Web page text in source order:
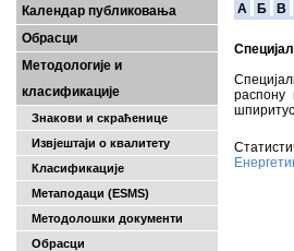
Календар публиковања
Обрасци
Методологије и
класификације
Знакови и скраћенице
Извјештаји о квалитету
Класификације
Метаподаци (ESMS)
Методолошки документи
Обрасци
A Б В
распону